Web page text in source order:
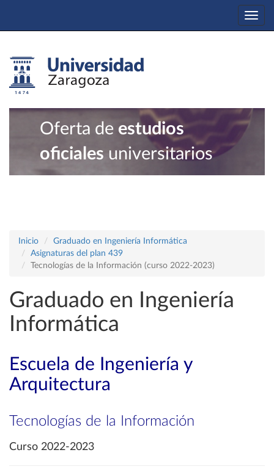
Oferta de estudios
oficiales universitarios
Inicio
Graduado en Ingeniería Informática
Asignaturas del plan 439
Tecnologías de la Información (curso 2022-2023)
Graduado en Ingeniería
Informática
Escuela de Ingeniería y
Arquitectura
Tecnologías de la Información
Curso 2022-2023